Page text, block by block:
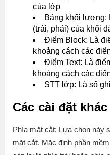
của lớp
Bảng khối lượng:
(trái, phải) của khối
Điểm Block: Là
khoảng cách các
Điểm Text: Là
khoảng cách các
STT lớp: Là số
Các cài đặt khác
Phía mặt cắt: Lựa chọn này
mặt cắt. Mặc định phần